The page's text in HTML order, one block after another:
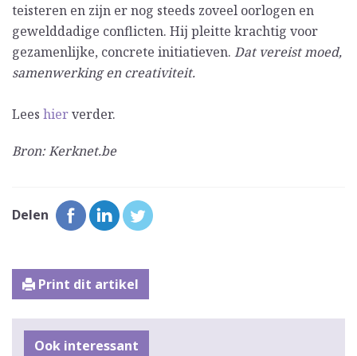
teisteren en zijn er nog steeds zoveel oorlogen en
gewelddadige conflicten. Hij pleitte krachtig voor
gezamenlijke, concrete initiatieven. Dat vereist moed,
samenwerking en creativiteit.
Lees hierverder.
Bron: Kerknet.be
Delen
Print dit artikel
Ook interessant